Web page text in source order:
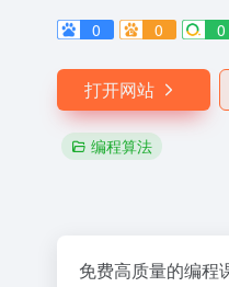
0
0 0
打开网站
编程算法
免费高质量的编程